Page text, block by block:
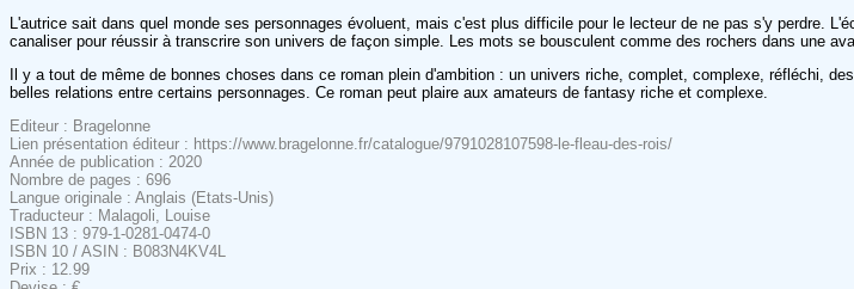
L'autrice sait dans quel monde ses personnages évoluent, mais c'est plus difficile pour le lecteur de ne pas s'y perdre.
canaliser pour réussir à transcrire son univers de façon simple. Les mots se bousculent comme des rochers dans une
Il y a tout de même de bonnes choses dans ce roman plein d'ambition : un univers riche, complet, complexe, réfléchi,
belles relations entre certains personnages. Ce roman peut plaire aux amateurs de fantasy riche et complexe.
Editeur : Bragelonne
Lien présentation éditeur : https://www.bragelonne.fr/catalogue/9791028107598-le-fleau-des-rois/
Année de publication : 2020
Nombre de pages : 696
Langue originale : Anglais (Etats-Unis)
Traducteur : Malagoli, Louise
ISBN 13 : 979-1-0281-0474-0
ISBN 10 / ASIN : B083N4KV4L
Prix : 12.99